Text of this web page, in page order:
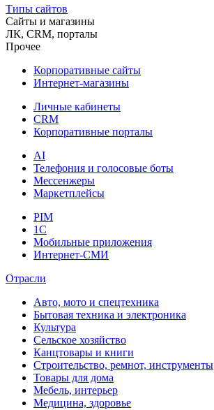
Типы сайтов
Сайты и магазины
ЛК, CRM, порталы
Прочее
Корпоративные сайты
Интернет-магазины
Личные кабинеты
CRM
Корпоративные порталы
AI
Телефония и голосовые боты
Мессенжеры
Маркетплейсы
PIM
1C
Мобильные приложения
Интернет-СМИ
Отрасли
Авто, мото и спецтехника
Бытовая техника и электроника
Культура
Сельское хозяйство
Канцтовары и книги
Строительство, ремнот, инструменты
Товары для дома
Мебель, интерьер
Медицина, здоровье